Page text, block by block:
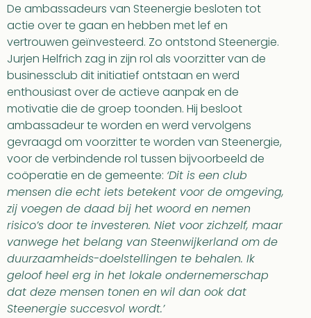
De ambassadeurs van Steenergie besloten tot
actie over te gaan en hebben met lef en
vertrouwen geïnvesteerd. Zo ontstond Steenergie.
Jurjen Helfrich zag in zijn rol als voorzitter van de
businessclub dit initiatief ontstaan en werd
enthousiast over de actieve aanpak en de
motivatie die de groep toonden. Hij besloot
ambassadeur te worden en werd vervolgens
gevraagd om voorzitter te worden van Steenergie,
voor de verbindende rol tussen bijvoorbeeld de
coöperatie en de gemeente: ‘Dit is een club
mensen die echt iets betekent voor de omgeving,
zij voegen de daad bij het woord en nemen
risico’s door te investeren. Niet voor zichzelf, maar
vanwege het belang van Steenwijkerland om de
duurzaamheids-doelstellingen te behalen. Ik
geloof heel erg in het lokale ondernemerschap
dat deze mensen tonen en wil dan ook dat
Steenergie succesvol wordt.’